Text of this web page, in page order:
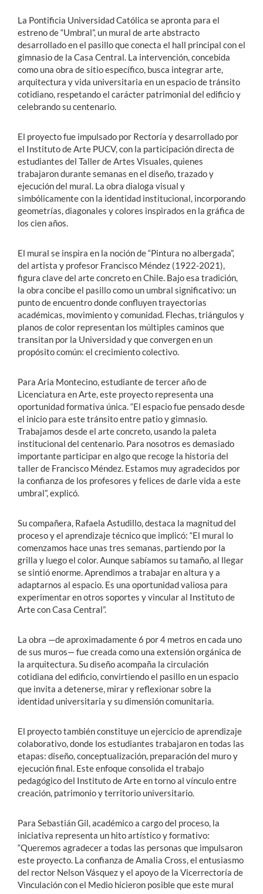
La Pontificia Universidad Católica se apronta para el
estreno de “Umbral”, un mural de arte abstracto
desarrollado en el pasillo que conecta el hall principal con el
gimnasio de la Casa Central. La intervención, concebida
como una obra de sitio específico, busca integrar arte,
arquitectura y vida universitaria en un espacio de tránsito
cotidiano, respetando el carácter patrimonial del edificio y
celebrando su centenario.
El proyecto fue impulsado por Rectoría y desarrollado por
el Instituto de Arte PUCV, con la participación directa de
estudiantes del Taller de Artes Visuales, quienes
trabajaron durante semanas en el diseño, trazado y
ejecución del mural. La obra dialoga visual y
simbólicamente con la identidad institucional, incorporando
geometrías, diagonales y colores inspirados en la gráfica de
los cien años.
El mural se inspira en la noción de “Pintura no albergada”,
del artista y profesor Francisco Méndez (1922-2021),
figura clave del arte concreto en Chile. Bajo esa tradición,
la obra concibe el pasillo como un umbral significativo: un
punto de encuentro donde confluyen trayectorias
académicas, movimiento y comunidad. Flechas, triángulos y
planos de color representan los múltiples caminos que
transitan por la Universidad y que convergen en un
propósito común: el crecimiento colectivo.
Para Aria Montecino, estudiante de tercer año de
Licenciatura en Arte, este proyecto representa una
oportunidad formativa única. “El espacio fue pensado desde
el inicio para este tránsito entre patio y gimnasio.
Trabajamos desde el arte concreto, usando la paleta
institucional del centenario. Para nosotros es demasiado
importante participar en algo que recoge la historia del
taller de Francisco Méndez. Estamos muy agradecidos por
la confianza de los profesores y felices de darle vida a este
umbral”, explicó.
Su compañera, Rafaela Astudillo, destaca la magnitud del
proceso y el aprendizaje técnico que implicó: “El mural lo
comenzamos hace unas tres semanas, partiendo por la
grilla y luego el color. Aunque sabíamos su tamaño, al llegar
se sintió enorme. Aprendimos a trabajar en altura y a
adaptarnos al espacio. Es una oportunidad valiosa para
experimentar en otros soportes y vincular al Instituto de
Arte con Casa Central”.
La obra —de aproximadamente 6 por 4 metros en cada uno
de sus muros— fue creada como una extensión orgánica de
la arquitectura. Su diseño acompaña la circulación
cotidiana del edificio, convirtiendo el pasillo en un espacio
que invita a detenerse, mirar y reflexionar sobre la
identidad universitaria y su dimensión comunitaria.
El proyecto también constituye un ejercicio de aprendizaje
colaborativo, donde los estudiantes trabajaron en todas las
etapas: diseño, conceptualización, preparación del muro y
ejecución final. Este enfoque consolida el trabajo
pedagógico del Instituto de Arte en torno al vínculo entre
creación, patrimonio y territorio universitario.
Para Sebastián Gil, académico a cargo del proceso, la
iniciativa representa un hito artístico y formativo:
“Queremos agradecer a todas las personas que impulsaron
este proyecto. La confianza de Amalia Cross, el entusiasmo
del rector Nelson Vásquez y el apoyo de la Vicerrectoría de
Vinculación con el Medio hicieron posible que este mural